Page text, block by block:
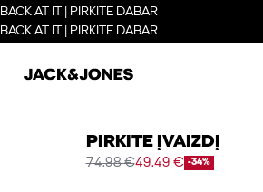
BACK AT IT | PIRKITE DABAR
BACK AT IT | PIRKITE DABAR
PIRKITE ĮVAIZDĮ
74.98 €49.49 € -34%